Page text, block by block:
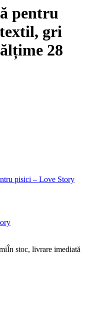
pentru
gri
28
pisici – Love Story
În stoc, livrare imediată